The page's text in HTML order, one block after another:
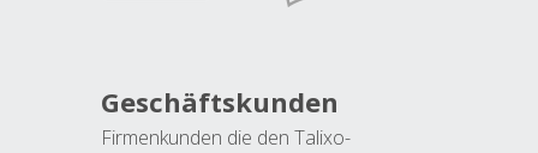
Geschäftskunden
Firmenkunden die den Talixo-